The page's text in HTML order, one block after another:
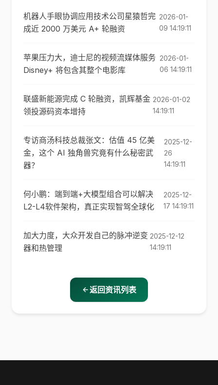
机器人手眼协调应用技术公司星猿哲完
成近 2000 万美元 A+ 轮融资
2026-01-
09 14:19:11
苹果压力大，迪士尼的视频流媒体服务
Disney+ 将包含其整个电影库
2026-01-
06 14:19:11
联盛新能源完成 C 轮融资，凯辉基金
领投源码资本增持
2026-01-02
14:19:11
专访商汤科技总裁张文：估值 45 亿美
金，这个 AI 独角兽究竟有什么秘密武
器？
2025-12-
26
14:19:11
何小鹏：端到端+大模型组合可以解决
L2-L4软件架构，真正实现智驾全球化
2025-12-
17 14:19:11
加大力度，大众开发自己的脉冲逆变
器和热管理
2025-12-12
14:19:11
返回资讯列表